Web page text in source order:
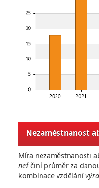
Nezaměstnanost
Míra nezaměstnanosti
nežčiní průměr za
kombinace vzdělání